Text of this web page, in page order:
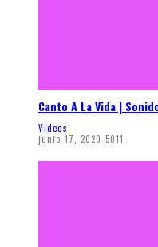
Canto A La Vida |
Videos
junio 17, 2020 5011